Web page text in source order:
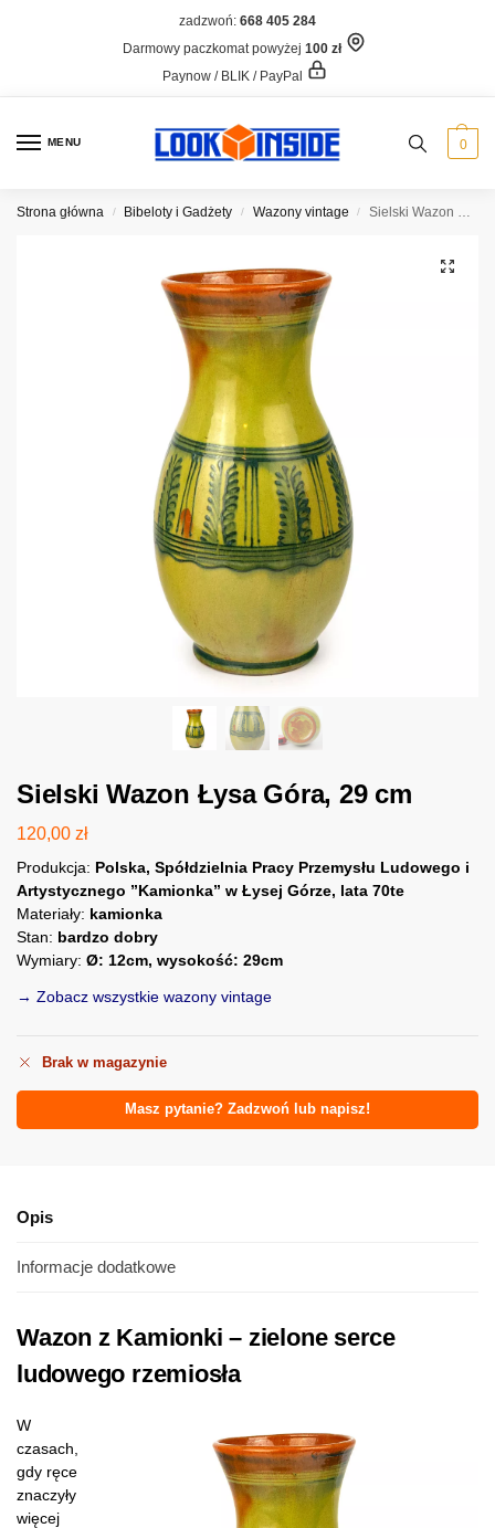
zadzwoń: 668 405 284
Darmowy paczkomat powyżej 100 zł
Paynow / BLIK / PayPal
MENU 0
Strona główna / Bibeloty i Gadżety / Wazony vintage / Sielski Wazon Łysa Góra, 29 cm
Sielski Wazon Łysa Góra, 29 cm
120,00 zł
Produkcja: Polska, Spółdzielnia Pracy Przemysłu Ludowego i
Artystycznego ”Kamionka” w Łysej Górze, lata 70te
Materiały: kamionka
Stan: bardzo dobry
Wymiary: Ø: 12cm, wysokość: 29cm
→ Zobacz wszystkie wazony vintage
Brak w magazynie
Masz pytanie? Zadzwoń lub napisz!
Opis
Informacje dodatkowe
Wazon z Kamionki – zielone serce
ludowego rzemiosła
W
czasach,
gdy ręce
znaczyły
więcej